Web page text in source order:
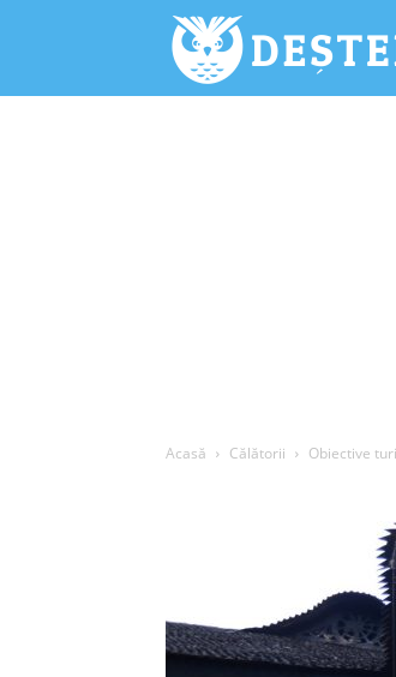
Acasă Călătorii Obiective